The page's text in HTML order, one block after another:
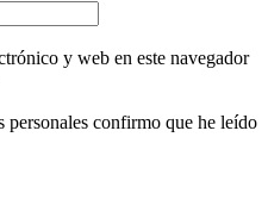
y web en este navegador
personales confirmo que he leído